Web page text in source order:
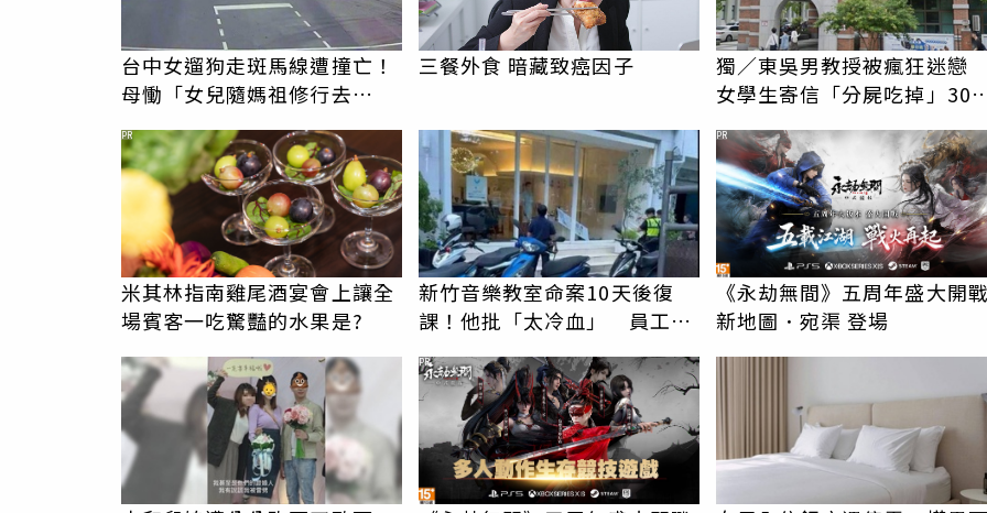
台中女遛狗走斑馬線遭撞亡！
母慟「女兒隨媽祖修行去
三餐外食 暗藏致癌因子
獨／東吳男教授被瘋狂迷
女學生寄信「分屍吃掉」30
米其林指南雞尾酒宴會上讓全
場賓客一吃驚豔的水果是?
PR
新竹音樂教室命案10天後復
課！他批「太冷血」 員工怒
《永劫無間》五周年盛大開
新地圖．宛渠 登場
PR
PR